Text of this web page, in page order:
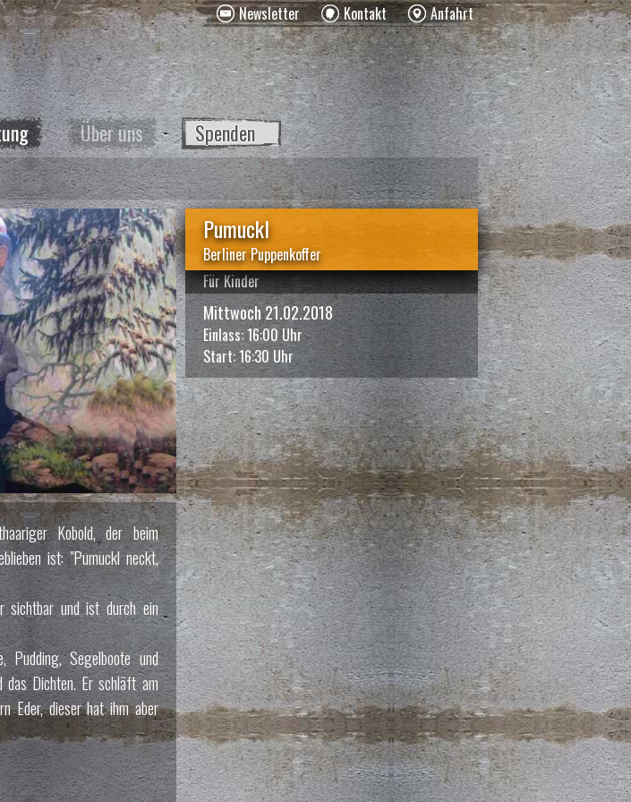
Newsletter Kontakt Anfahrt
Über uns Spenden
Pumuckl
Berliner Puppenkoffer
Für Kinder
Mittwoch 21.02.2018
Einlass: 16:00 Uhr
Start: 16:30 Uhr
Kobold, der beim
ist: "Pumuckl neckt,
sichtbar und ist durch ein
Pudding, Segelboote und
das Dichten. Er schläft am
Eder, dieser hat ihm aber